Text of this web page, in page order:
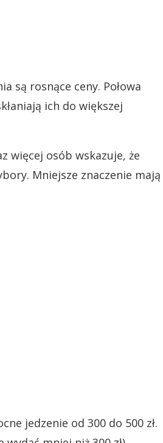
są rosnące ceny. Połowa
ich do większej
więcej osób wskazuje, że
Mniejsze znaczenie mają
jedzenie od 300 do 500 zł.